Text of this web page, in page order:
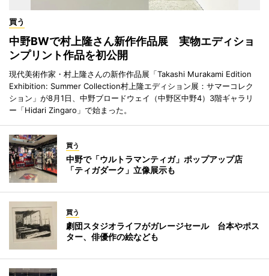
買う
中野BWで村上隆さん新作作品展 実物エディショ
ンプリント作品を初公開
現代美術作家・村上隆さんの新作作品展「Takashi Murakami Edition
Exhibition: Summer Collection村上隆エディション展：サマーコレク
ション」が8月1日、中野ブロードウェイ（中野区中野4）3階ギャラリ
ー「Hidari Zingaro」で始まった。
買う
中野で「ウルトラマンティガ」ポップアップ店
「ティガダーク」立像展示も
買う
劇団スタジオライフがガレージセール 台本やポス
ター、俳優作の絵なども